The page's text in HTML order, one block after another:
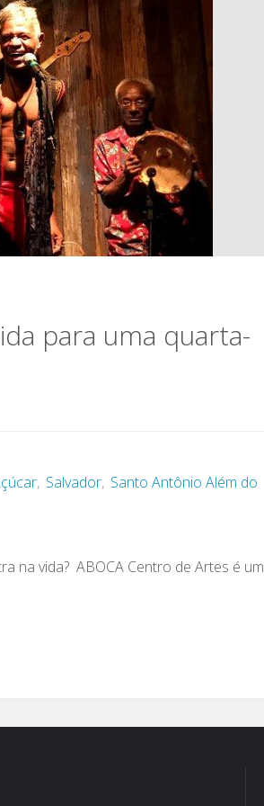
para uma quarta-
, Salvador, Santo Antônio Além do
na vida? ABOCA Centro de Artes é um